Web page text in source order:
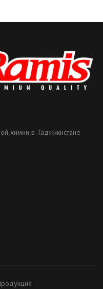
химии в Таджикистане